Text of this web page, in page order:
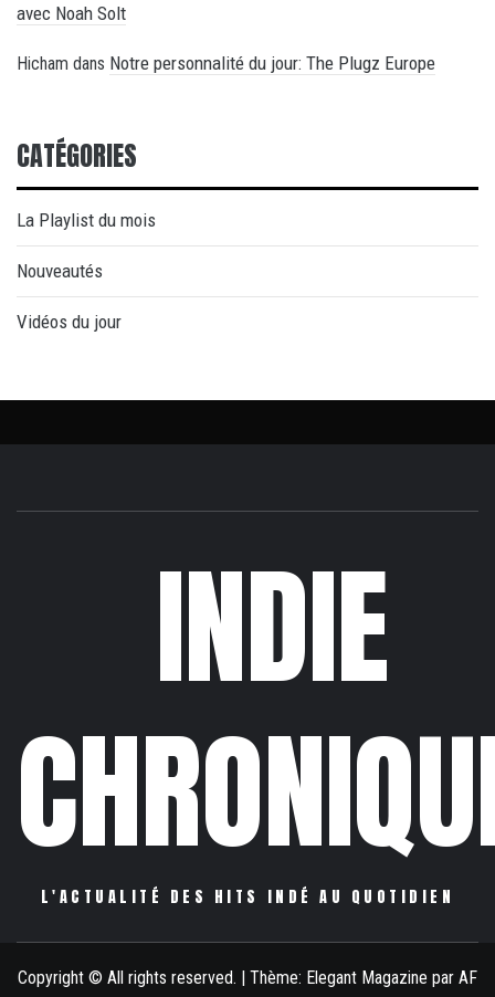
avec Noah Solt
Hicham dans Notre personnalité du jour: The Plugz Europe
CATÉGORIES
La Playlist du mois
Nouveautés
Vidéos du jour
INDIE
L'ACTUALITÉ DES HITS INDÉ AU QUOTIDIEN
Copyright © All rights reserved. | Thème: Elegant Magazine par AF